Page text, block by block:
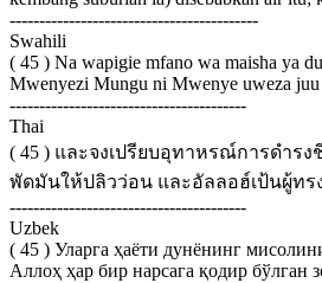
------------------------------------------
Swahili
( 45 ) Na wapigie mfano wa maisha ya
Mwenyezi Mungu ni Mwenye uweza
----------------------------------------
Thai
( 45 ) และจงเปรียบอุทาหรณ์การดำร
พัดมันให้ปลิวว่อน และอัลลอฮ์เป้นผู้ทร
----------------------------------------
Uzbek
( 45 ) Уларга ҳаёти дунёнинг
Аллоҳ ҳар бир нарсага қодир бўлган